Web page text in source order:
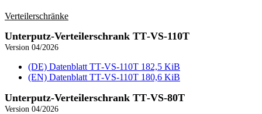
Verteiler­schränke
Unterputz-Verteiler­schrank TT‑VS‑110T
Version 04/2026
(DE) Datenblatt TT‑VS‑110T 182,5 KiB
(EN) Datenblatt TT‑VS‑110T 180,6 KiB
Unterputz-Verteiler­schrank TT‑VS‑80T
Version 04/2026